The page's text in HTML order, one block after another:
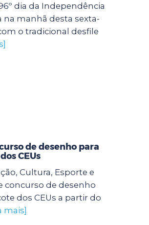
dia da Independência
na manhã desta sexta-
o tradicional desfile
de desenho para
CEUs
Cultura, Esporte e
concurso de desenho
dos CEUs a partir do
mais]